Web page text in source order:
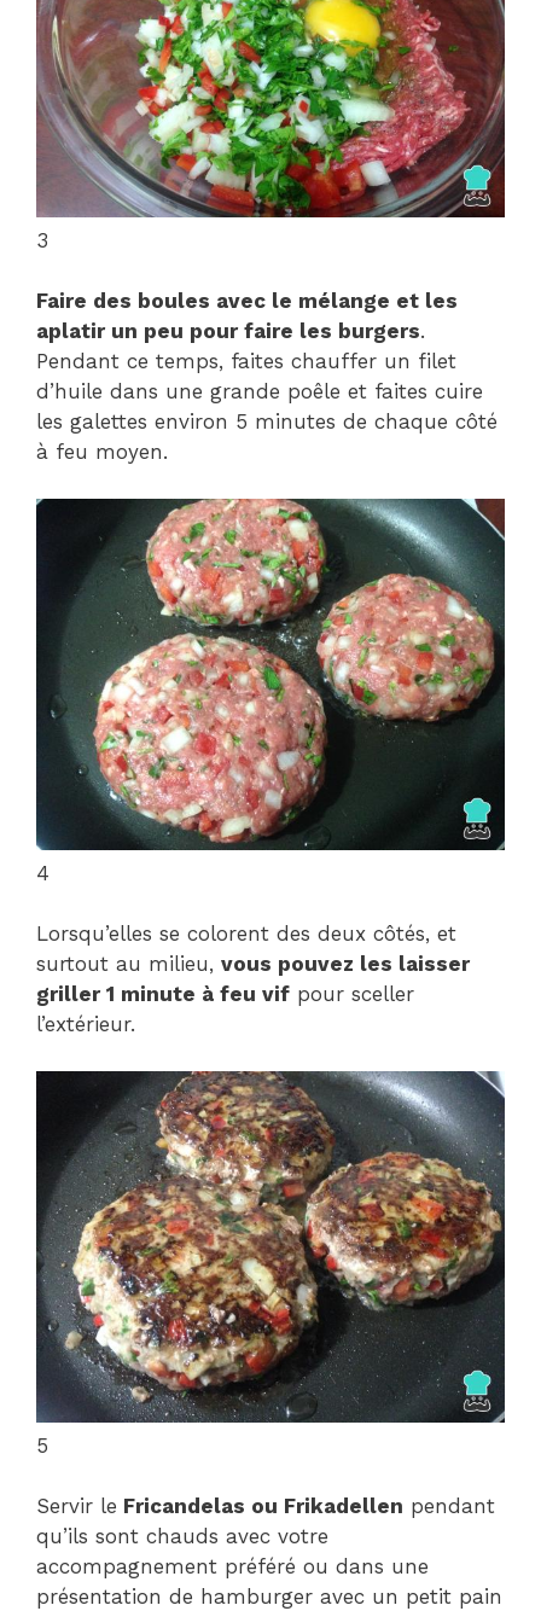
3
Faire des boules avec le mélange et les
aplatir un peu pour faire les burgers.
Pendant ce temps, faites chauffer un filet
d’huile dans une grande poêle et faites cuire
les galettes environ 5 minutes de chaque côté
à feu moyen.
4
Lorsqu’elles se colorent des deux côtés, et
surtout au milieu, vous pouvez les laisser
griller 1 minute à feu vif pour sceller
l’extérieur.
5
Servir le Fricandelas ou Frikadellen pendant
qu’ils sont chauds avec votre
accompagnement préféré ou dans une
présentation de hamburger avec un petit pain